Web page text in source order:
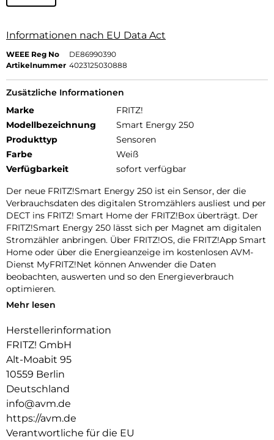
Informationen nach EU Data Act
WEEE Reg No
DE86990390
Artikelnummer 4023125030888
Zusätzliche Informationen
Marke
FRITZ!
Modellbezeichnung
Smart Energy 250
Produkttyp
Sensoren
Farbe
Weiß
Verfügbarkeit
sofort verfügbar
Der neue FRITZ!Smart Energy 250 ist ein Sensor, der die
Verbrauchsdaten des digitalen Stromzählers ausliest und per
DECT ins FRITZ! Smart Home der FRITZ!Box überträgt. Der
FRITZ!Smart Energy 250 lässt sich per Magnet am digitalen
Stromzähler anbringen. Über FRITZ!OS, die FRITZ!App Smart
Home oder über die Energieanzeige im kostenlosen AVM-
Dienst MyFRITZ!Net können Anwender die Daten
beobachten, auswerten und so den Energieverbrauch
optimieren.
Ablesen von digitalen Stromzählern:
Schnittstelle (Infrarot-Schnittstelle) des digitalen
Stromzählers befestigt. Die Stromversorgung erfolgt über
Batterien oder den USB-Anschluss. FRITZ!Smart Energy 250
ist mit den meisten in Deutschland installierten digitalen
Stromzählern kompatibel. Eine Liste der aktuell nicht
unterstützten Stromzähler finden Sie hier: Informationen
zum Stromzähler.
Stromverbrauch per FRITZ!App Smart Home stets im Blick:
Mehr lesen
Herstellerinformation
FRITZ! GmbH
Alt-Moabit 95
10559 Berlin
Deutschland
info@avm.de
https://avm.de
Verantwortliche für die EU